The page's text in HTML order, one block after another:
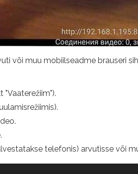
või muu mobiilseadme brauseri
telefonis) arvutisse või